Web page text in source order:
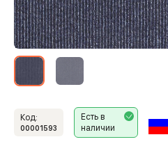
Код:
00001593
Есть в
наличии